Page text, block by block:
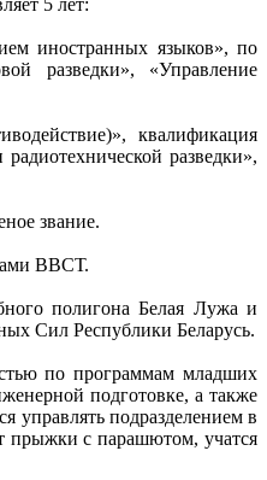
иностранных языков», по
разведки», «Управление
квалификация
разведки»,
звание.
ВВСТ.
полигона Белая Лужа и
Сил Республики Беларусь.
по программам младших
подготовке, а также
управлять подразделением в
прыжки с парашютом, учатся